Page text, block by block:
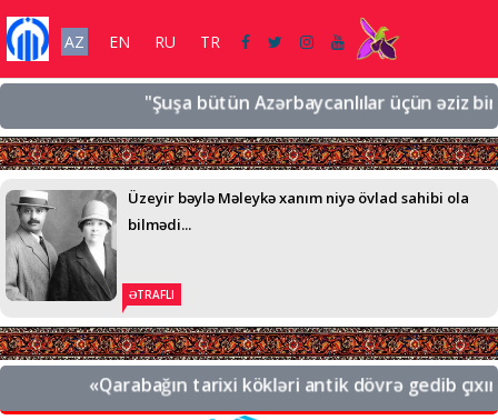
AZ EN RU TR
"Şuşa bütün Azərbaycanlılar üçün əziz bir
Üzeyir bəylə Məleykə xanım niyə övlad sahibi ola
bilmədi...
ƏTRAFLI
«Qarabağın tarixi kökləri antik dövrə gedib